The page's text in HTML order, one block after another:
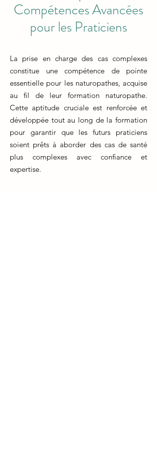
Compétences Avancées
pour les Praticiens
La prise en charge des cas complexes
constitue une compétence de pointe
essentielle pour les naturopathes, acquise
au fil de leur formation naturopathe.
Cette aptitude cruciale est renforcée et
développée tout au long de la formation
pour garantir que les futurs praticiens
soient prêts à aborder des cas de santé
plus complexes avec confiance et
expertise.